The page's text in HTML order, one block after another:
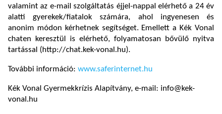
valamint az e-mail szolgáltatás éjjel-nappal elérhető a 24 év
alatti gyerekek/fiatalok számára, ahol ingyenesen és
anonim módon kérhetnek segítséget. Emellett a Kék Vonal
chaten keresztül is elérhető, folyamatosan bővülő nyitva
tartással (http://chat.kek-vonal.hu).
További információ: www.saferinternet.hu
Kék Vonal Gyermekkrízis Alapítvány, e-mail: info@kek-
vonal.hu